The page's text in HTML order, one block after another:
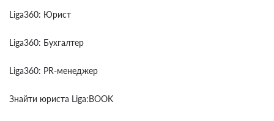
Liga360: Юрист
Liga360: Бухгалтер
Liga360: PR-менеджер
Знайти юриста Liga:BOOK